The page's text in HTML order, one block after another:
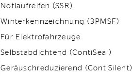
Notlaufreifen (SSR)
Winterkennzeichnung (3PMSF)
Für Elektrofahrzeuge
Selbstabdichtend (ContiSeal)
Geräuschreduzierend (ContiSilent)